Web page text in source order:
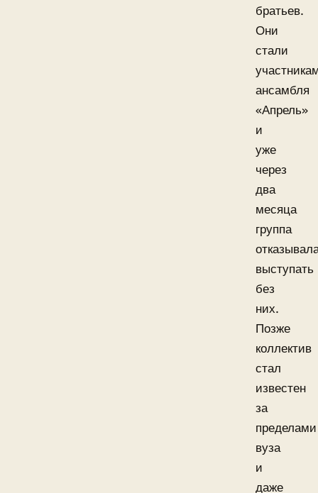
братьев.
Они
стали
ансамбля
«Апрель»
и
уже
через
два
месяца
группа
выступать
без
них.
Позже
коллектив
стал
известен
за
пределами
вуза
и
даже